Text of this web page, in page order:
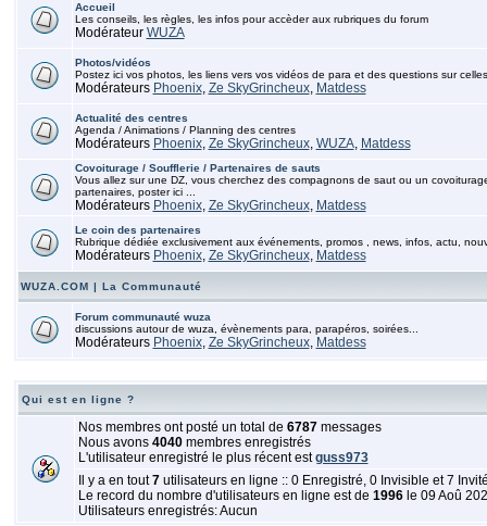
Accueil
Les conseils, les règles, les infos pour accèder aux rubriques du forum
Modérateur WUZA
Photos/vidéos
Postez ici vos photos, les liens vers vos vidéos de para et des questions sur
Modérateurs Phoenix, Ze SkyGrincheux, Matdess
Actualité des centres
Agenda / Animations / Planning des centres
Modérateurs Phoenix, Ze SkyGrincheux, WUZA, Matdess
Covoiturage / Soufflerie / Partenaires de sauts
Vous allez sur une DZ, vous cherchez des compagnons de saut ou un
partenaires, poster ici ...
Modérateurs Phoenix, Ze SkyGrincheux, Matdess
Le coin des partenaires
Rubrique dédiée exclusivement aux événements, promos , news, infos, actu,
Modérateurs Phoenix, Ze SkyGrincheux, Matdess
WUZA.COM | La Communauté
Forum communauté wuza
discussions autour de wuza, évènements para, parapéros, soirées...
Modérateurs Phoenix, Ze SkyGrincheux, Matdess
Qui est en ligne ?
Nos membres ont posté un total de 6787messages
Nous avons 4040membres enregistrés
L'utilisateur enregistré le plus récent estguss973
Il y a en tout7utilisateurs en ligne :: 0 Enregistré, 0 Invisible et 7
Le record du nombre d'utilisateurs en ligne est de 1996le 09 Aoû
Utilisateurs enregistrés: Aucun